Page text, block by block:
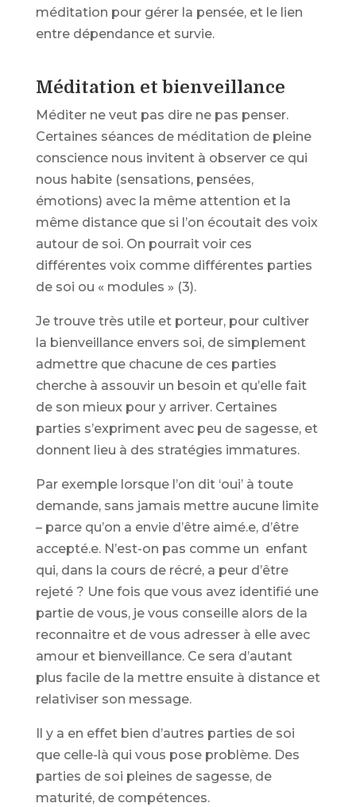
méditation pour gérer la pensée, et le lien
entre dépendance et survie.
Méditation et bienveillance
Méditer ne veut pas dire ne pas penser.
Certaines séances de méditation de pleine
conscience nous invitent à observer ce qui
nous habite (sensations, pensées,
émotions) avec la même attention et la
même distance que si l’on écoutait des voix
autour de soi. On pourrait voir ces
différentes voix comme différentes parties
de soi ou « modules » (3).
Je trouve très utile et porteur, pour cultiver
la bienveillance envers soi, de simplement
admettre que chacune de ces parties
cherche à assouvir un besoin et qu’elle fait
de son mieux pour y arriver. Certaines
parties s’expriment avec peu de sagesse, et
donnent lieu à des stratégies immatures.
Par exemple lorsque l’on dit ‘oui’ à toute
demande, sans jamais mettre aucune limite
– parce qu’on a envie d’être aimé.e, d’être
accepté.e. N’est-on pas comme un enfant
qui, dans la cours de récré, a peur d’être
rejeté ? Une fois que vous avez identifié une
partie de vous, je vous conseille alors de la
reconnaitre et de vous adresser à elle avec
amour et bienveillance. Ce sera d’autant
plus facile de la mettre ensuite à distance et
relativiser son message.
Il y a en effet bien d’autres parties de soi
que celle-là qui vous pose problème. Des
parties de soi pleines de sagesse, de
maturité, de compétences.